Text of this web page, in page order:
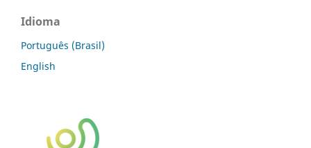
Idioma
Português (Brasil)
English